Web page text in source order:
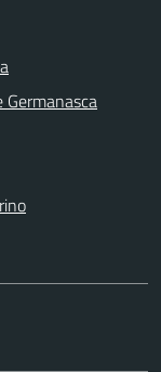
Germanasca